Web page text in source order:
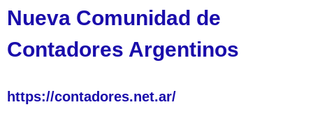
Nueva Comunidad de
Contadores Argentinos
https://contadores.net.ar/